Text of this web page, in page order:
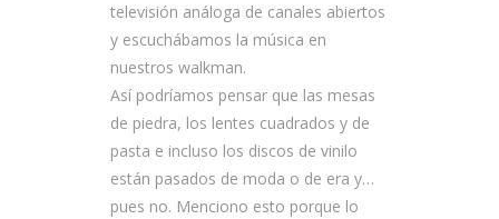
televisión análoga de canales abiertos
y escuchábamos la música en
nuestros walkman.
Así podríamos pensar que las mesas
de piedra, los lentes cuadrados y de
pasta e incluso los discos de vinilo
están pasados de moda o de era y…
pues no. Menciono esto porque lo